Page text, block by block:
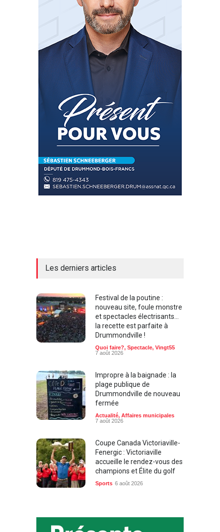
Les derniers articles
Festival de la poutine :
nouveau site, foule monstre
et spectacles électrisants…
la recette est parfaite à
Drummondville !
Quoi faire?, Spectacle, Vingt55
7 août 2026
Impropre à la baignade : la
plage publique de
Drummondville de nouveau
fermée
Actualité, Affaires municipales
7 août 2026
Coupe Canada Victoriaville-
Fenergic : Victoriaville
accueille le rendez-vous des
champions et Élite du golf
Sports 6 août 2026